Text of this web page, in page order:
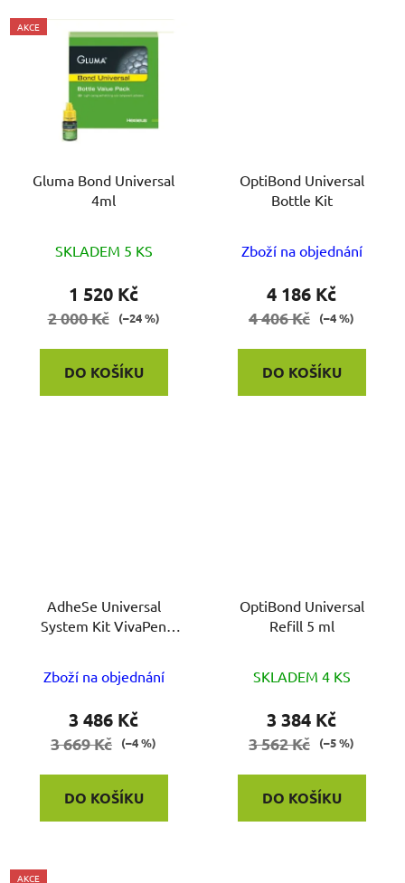
AKCE
Gluma Bond Universal
4ml
SKLADEM 5 KS
1 520 Kč
2 000 Kč (–24 %)
DO KOŠÍKU
OptiBond Universal
Bottle Kit
Zboží na objednání
4 186 Kč
4 406 Kč (–4 %)
DO KOŠÍKU
AdheSe Universal
System Kit VivaPen
Zboží na objednání
3 486 Kč
3 669 Kč (–4 %)
DO KOŠÍKU
OptiBond Universal
Refill 5 ml
hodnocení
produktu
je
5
SKLADEM 4 KS
3 384 Kč
3 562 Kč (–5 %)
DO KOŠÍKU
AKCE